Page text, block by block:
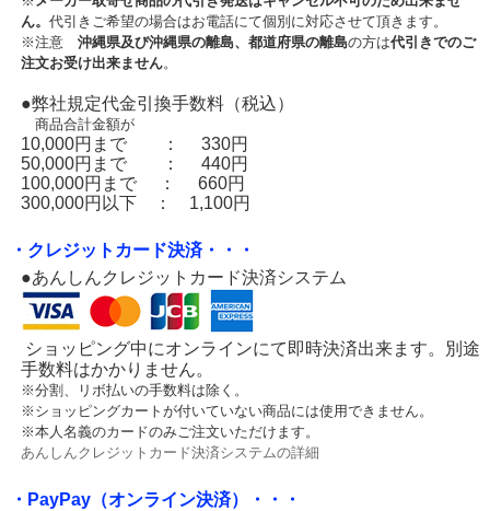
ん。 代引きご希望の場合はお電話にて個別に対応させて頂きます。
※注意 沖縄県及び沖縄県の離島、都道府県の離島の方は代引きでのご
注文お受け出来ません。
●弊社規定代金引換手数料（税込）
商品合計金額が
10,000円まで ： 330円
50,000円まで ： 440円
100,000円まで ： 660円
300,000円以下 ： 1,100円
・クレジットカード決済・・・
●あんしんクレジットカード決済システム
ショッピング中にオンラインにて即時決済出来ます。別途
手数料はかかりません。
※分割、リボ払いの手数料は除く。
※ショッピングカートが付いていない商品には使用できません。
※本人名義のカードのみご注文いただけます。
あんしんクレジットカード決済システムの詳細
・PayPay（オンライン決済）・・・